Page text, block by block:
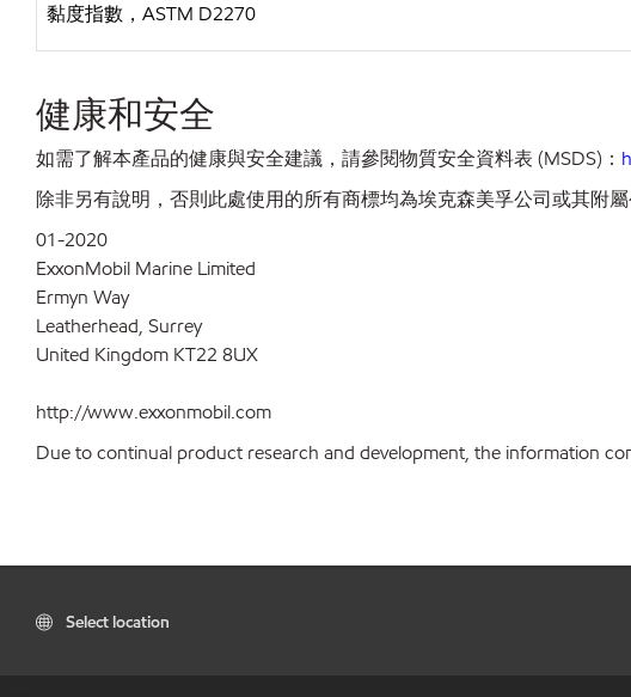
黏度指數， ASTM D2270
健康和安全
如需了解本產品的健康與安全建議，請參閱物質安全資料表 (MSDS)：
除非另有說明，否則此處使用的所有商標均為埃克森美孚公司或其附屬
01-2020
ExxonMobil Marine Limited
Ermyn Way
Leatherhead, Surrey
United Kingdom KT22 8UX
http://www.exxonmobil.com
Due to continual product research and development, the information
Select location